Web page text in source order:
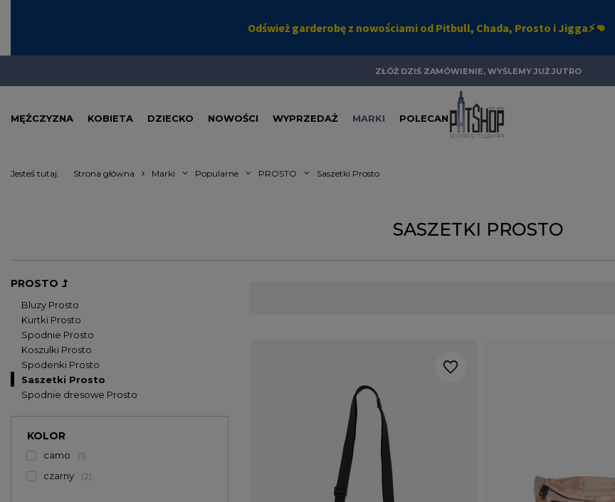
ZŁÓŻ DZIŚ ZAMÓWIENIE, WYŚLEMY JUŻ JUTRO
MĘŻCZYZNA KOBIETA DZIECKO NOWOŚCI WYPRZEDAŻ MARKI POLECANE
Jesteś tutaj: Strona główna Marki Popularne PROSTO Saszetki Prosto
PROSTO
Bluzy Prosto
Kurtki Prosto
Spodnie Prosto
Koszulki Prosto
Spodenki Prosto
Saszetki Prosto
Spodnie dresowe Prosto
KOLOR
camo 1
czarny 2
SASZETKI PROSTO